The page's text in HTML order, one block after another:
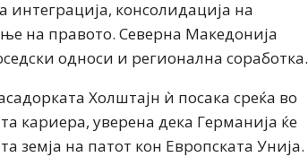
консолидација на
на правото. Северна Македонија
односи и регионална соработка.
Холштајн ѝ посака среќа во
кариера, уверена дека Германија ќе
земја на патот кон Европската Унија.